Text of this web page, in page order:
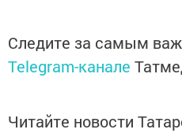
Следите за самым
Telegram-канале
Читайте новости